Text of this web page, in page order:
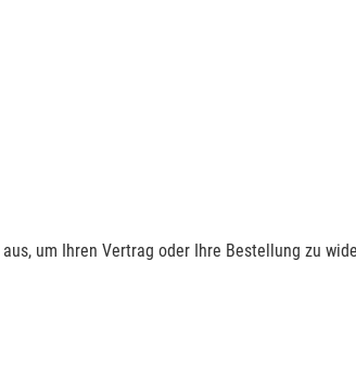
um Ihren Vertrag oder Ihre Bestellung zu